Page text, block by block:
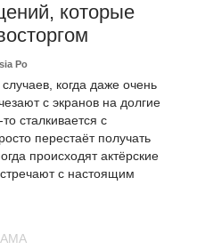
которые
Po
когда даже очень
с экранов на долгие
сталкивается с
перестаёт получать
происходят актёрские
с настоящим